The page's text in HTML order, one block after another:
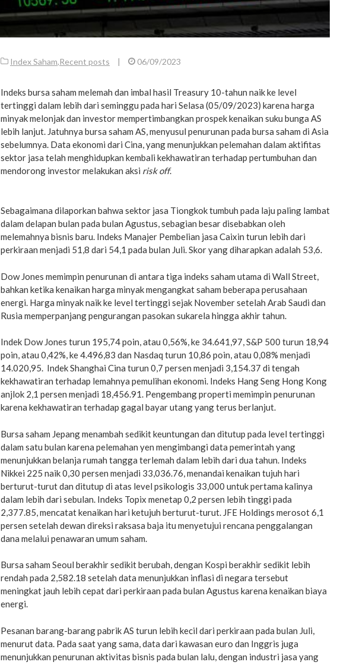
Index Saham,Recent posts | 06/09/2023
Indeks bursa saham melemah dan imbal hasil Treasury 10-tahun naik ke level
tertinggi dalam lebih dari seminggu pada hari Selasa (05/09/2023) karena harga
minyak melonjak dan investor mempertimbangkan prospek kenaikan suku bunga AS
lebih lanjut. Jatuhnya bursa saham AS, menyusul penurunan pada bursa saham di Asia
sebelumnya. Data ekonomi dari Cina, yang menunjukkan pelemahan dalam aktifitas
sektor jasa telah menghidupkan kembali kekhawatiran terhadap pertumbuhan dan
mendorong investor melakukan aksi risk off.
Sebagaimana dilaporkan bahwa sektor jasa Tiongkok tumbuh pada laju paling lambat
dalam delapan bulan pada bulan Agustus, sebagian besar disebabkan oleh
melemahnya bisnis baru. Indeks Manajer Pembelian jasa Caixin turun lebih dari
perkiraan menjadi 51,8 dari 54,1 pada bulan Juli. Skor yang diharapkan adalah 53,6.
Dow Jones memimpin penurunan di antara tiga indeks saham utama di Wall Street,
bahkan ketika kenaikan harga minyak mengangkat saham beberapa perusahaan
energi. Harga minyak naik ke level tertinggi sejak November setelah Arab Saudi dan
Rusia memperpanjang pengurangan pasokan sukarela hingga akhir tahun.
Indek Dow Jones turun 195,74 poin, atau 0,56%, ke 34.641,97, S&P 500 turun 18,94
poin, atau 0,42%, ke 4.496,83 dan Nasdaq turun 10,86 poin, atau 0,08% menjadi
14.020,95. Indek Shanghai Cina turun 0,7 persen menjadi 3,154.37 di tengah
kekhawatiran terhadap lemahnya pemulihan ekonomi. Indeks Hang Seng Hong Kong
anjlok 2,1 persen menjadi 18,456.91. Pengembang properti memimpin penurunan
karena kekhawatiran terhadap gagal bayar utang yang terus berlanjut.
Bursa saham Jepang menambah sedikit keuntungan dan ditutup pada level tertinggi
dalam satu bulan karena pelemahan yen mengimbangi data pemerintah yang
menunjukkan belanja rumah tangga terlemah dalam lebih dari dua tahun. Indeks
Nikkei 225 naik 0,30 persen menjadi 33,036.76, menandai kenaikan tujuh hari
berturut-turut dan ditutup di atas level psikologis 33,000 untuk pertama kalinya
dalam lebih dari sebulan. Indeks Topix menetap 0,2 persen lebih tinggi pada
2,377.85, mencatat kenaikan hari ketujuh berturut-turut. JFE Holdings merosot 6,1
persen setelah dewan direksi raksasa baja itu menyetujui rencana penggalangan
dana melalui penawaran umum saham.
Bursa saham Seoul berakhir sedikit berubah, dengan Kospi berakhir sedikit lebih
rendah pada 2,582.18 setelah data menunjukkan inflasi di negara tersebut
meningkat jauh lebih cepat dari perkiraan pada bulan Agustus karena kenaikan biaya
energi.
Pesanan barang-barang pabrik AS turun lebih kecil dari perkiraan pada bulan Juli,
menurut data. Pada saat yang sama, data dari kawasan euro dan Inggris juga
menunjukkan penurunan aktivitas bisnis pada bulan lalu, dengan industri jasa yang